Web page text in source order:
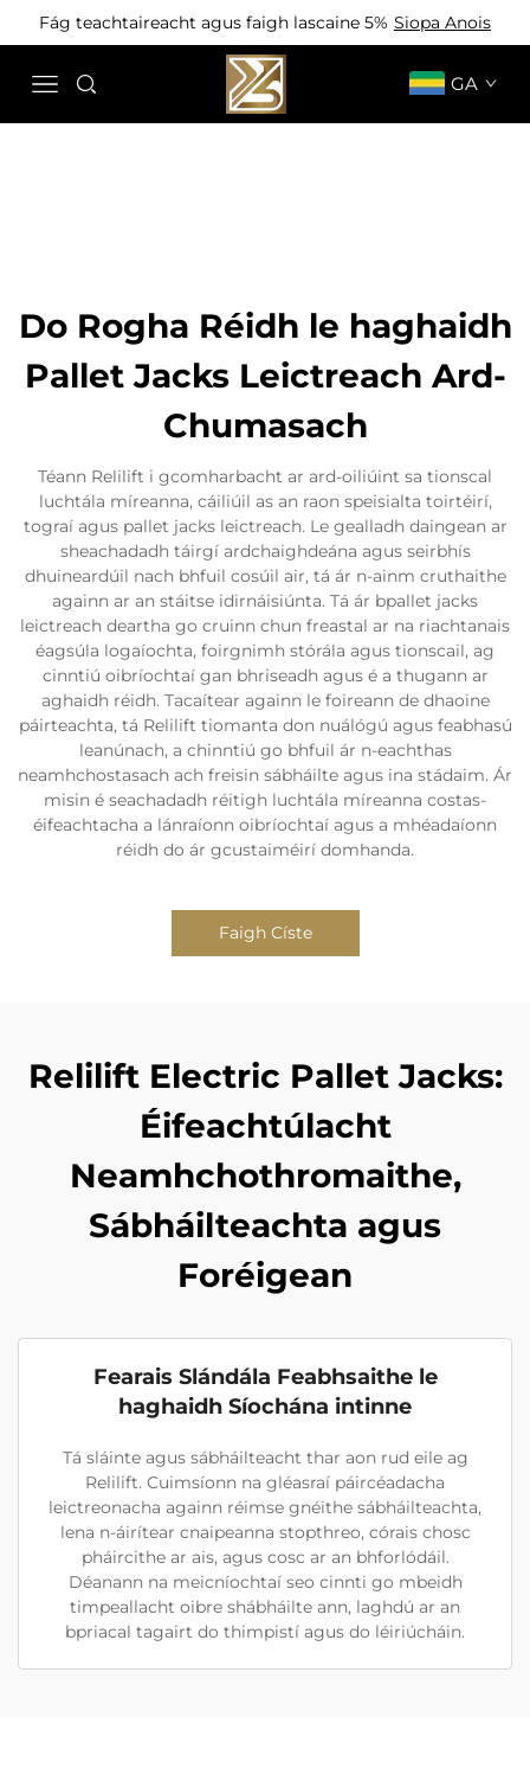
Fág teachtaireacht agus faigh lascaine 5% Siopa Anois
GA
Do Rogha Réidh le haghaidh
Pallet Jacks Leictreach Ard-
Chumasach
Téann Relilift i gcomharbacht ar ard-oiliúint sa tionscal
luchtála míreanna, cáiliúil as an raon speisialta toirtéirí,
tograí agus pallet jacks leictreach. Le gealladh daingean ar
sheachadadh táirgí ardchaighdeána agus seirbhís
dhuineardúil nach bhfuil cosúil air, tá ár n-ainm cruthaithe
againn ar an stáitse idirnáisiúnta. Tá ár bpallet jacks
leictreach deartha go cruinn chun freastal ar na riachtanais
éagsúla logaíochta, foirgnimh stórála agus tionscail, ag
cinntiú oibríochtaí gan bhriseadh agus é a thugann ar
aghaidh réidh. Tacaítear againn le foireann de dhaoine
páirteachta, tá Relilift tiomanta don nuálógú agus feabhasú
leanúnach, a chinntiú go bhfuil ár n-eachthas
neamhchostasach ach freisin sábháilte agus ina stádaim. Ár
misin é seachadadh réitigh luchtála míreanna costas-
éifeachtacha a lánraíonn oibríochtaí agus a mhéadaíonn
réidh do ár gcustaiméirí domhanda.
Faigh Císte
Relilift Electric Pallet Jacks:
Éifeachtúlacht
Neamhchothromaithe,
Sábháilteachta agus
Foréigean
Fearais Slándála Feabhsaithe le
haghaidh Síochána intinne
Tá sláinte agus sábháilteacht thar aon rud eile ag
Relilift. Cuimsíonn na gléasraí páircéadacha
leictreonacha againn réimse gnéithe sábháilteachta,
lena n-áirítear cnaipeanna stopthreo, córais chosc
pháircithe ar ais, agus cosc ar an bhforlódáil.
Déanann na meicníochtaí seo cinnti go mbeidh
timpeallacht oibre shábháilte ann, laghdú ar an
bpriacal tagairt do thimpistí agus do léiriúcháin.